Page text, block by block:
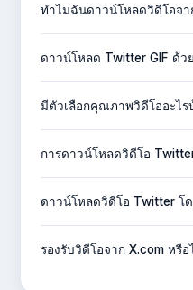
ทำไมฉันดาวน์โหลดวิดีโอจ
หรือ Tweet ที่ไม่มีวิดีโอจะด
ดาวน์โหลด Twitter GIF ด้ว
MP4 ลงในอุปกรณ์ของคุณ
มีตัวเลือกคุณภาพวิดีโออะไร
อยู่กับคุณภาพที่ Tweet ต้นฉบั
การดาวน์โหลดวิดีโอ
คอนเทนต์ที่มีลิขสิทธิ์โดยไม่ไ
สิทธิ์ของผู้สร้างต้นฉบับเสมอ
ดาวน์โหลดวิดีโอ Twitter โ
ตั้งแอป
รองรับวิดีโอจาก X.com หรือ